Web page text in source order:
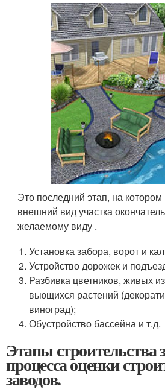
Это последний этап, на
внешний вид участка
желаемому виду .
Установка забора, ворот и
Устройство дорожек и
Разбивка цветников, живых
вьющихся растений
виноград);
Обустройство бассейна и т.д.
Этапы строительства
процесса оценки
заводов.